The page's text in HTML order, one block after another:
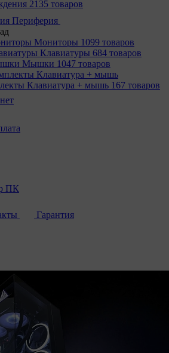
2135 товаров
Периферия
Мониторы 1099 товаров
Клавиатуры 684 товаров
Мышки 1047 товаров
Клавиатура + мышь 167 товаров
ПК
Гарантия